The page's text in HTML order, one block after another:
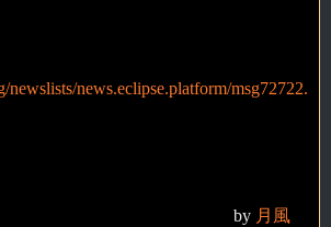
newslists/news.eclipse.platform/msg72722.
by 月風